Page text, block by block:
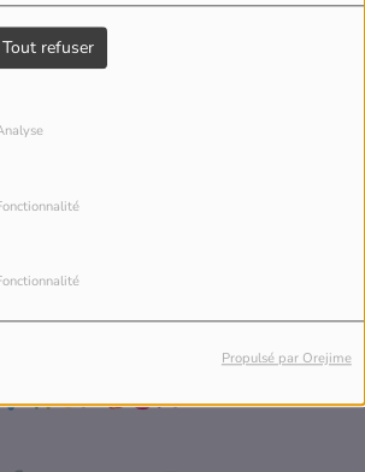
Tout refuser
Propulsé par Orejime
des animaux avec Guillaume qui vous fait
animaux qui peuplent notre planète dans